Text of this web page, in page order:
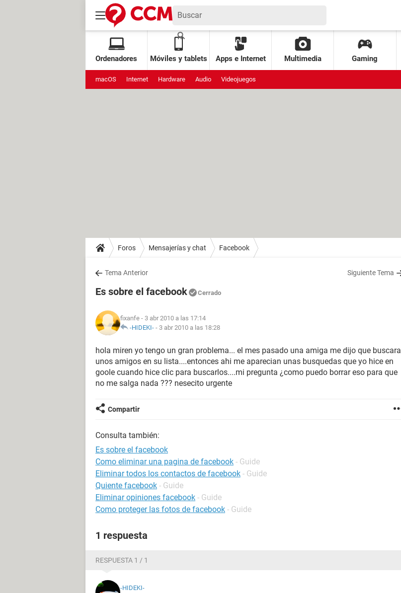
Ordenadores Móviles y tablets Apps e Internet Multimedia Gaming
macOS Internet Hardware Audio Videojuegos
Foros Mensajerías y chat Facebook
Tema Anterior Siguiente Tema
Es sobre el facebook Cerrado
fixanfe - 3 abr 2010 a las 17:14
-HIDEKI- - 3 abr 2010 a las 18:28
hola miren yo tengo un gran problema... el mes pasado una amiga me dijo que buscara
unos amigos en su lista....entonces ahi me aparecian unas busquedas que yo hice en
goole cuando hice clic para buscarlos....mi pregunta ¿como puedo borrar eso para que
no me salga nada ??? nesecito urgente
Compartir
Consulta también:
Es sobre el facebook
Como eliminar una pagina de facebook - Guide
Eliminar todos los contactos de facebook - Guide
Quiente facebook - Guide
Eliminar opiniones facebook - Guide
Como proteger las fotos de facebook - Guide
1 respuesta
RESPUESTA 1 / 1
-HIDEKI-